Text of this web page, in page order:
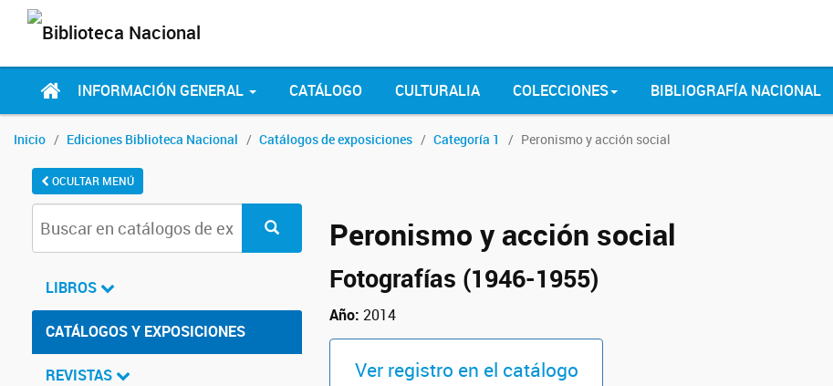
INFORMACIÓN GENERAL CATÁLOGO CULTURALIA COLECCIONES BIBLIOGRAFÍA NACIONAL
Inicio Ediciones Biblioteca Nacional Catálogos de exposiciones Categoría 1 Peronismo y acción social
OCULTAR MENÚ
LIBROS
CATÁLOGOS Y EXPOSICIONES
REVISTAS
Peronismo y acción social
Fotografías (1946-1955)
Año: 2014
Ver registro en el catálogo